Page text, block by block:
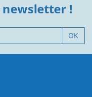
newsletter !
OK